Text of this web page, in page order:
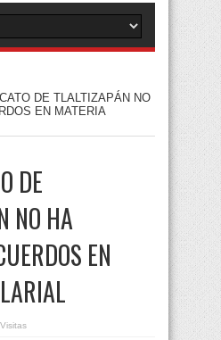
DE TLALTIZAPÁN NO
EN MATERIA
DE
NO HA
EN